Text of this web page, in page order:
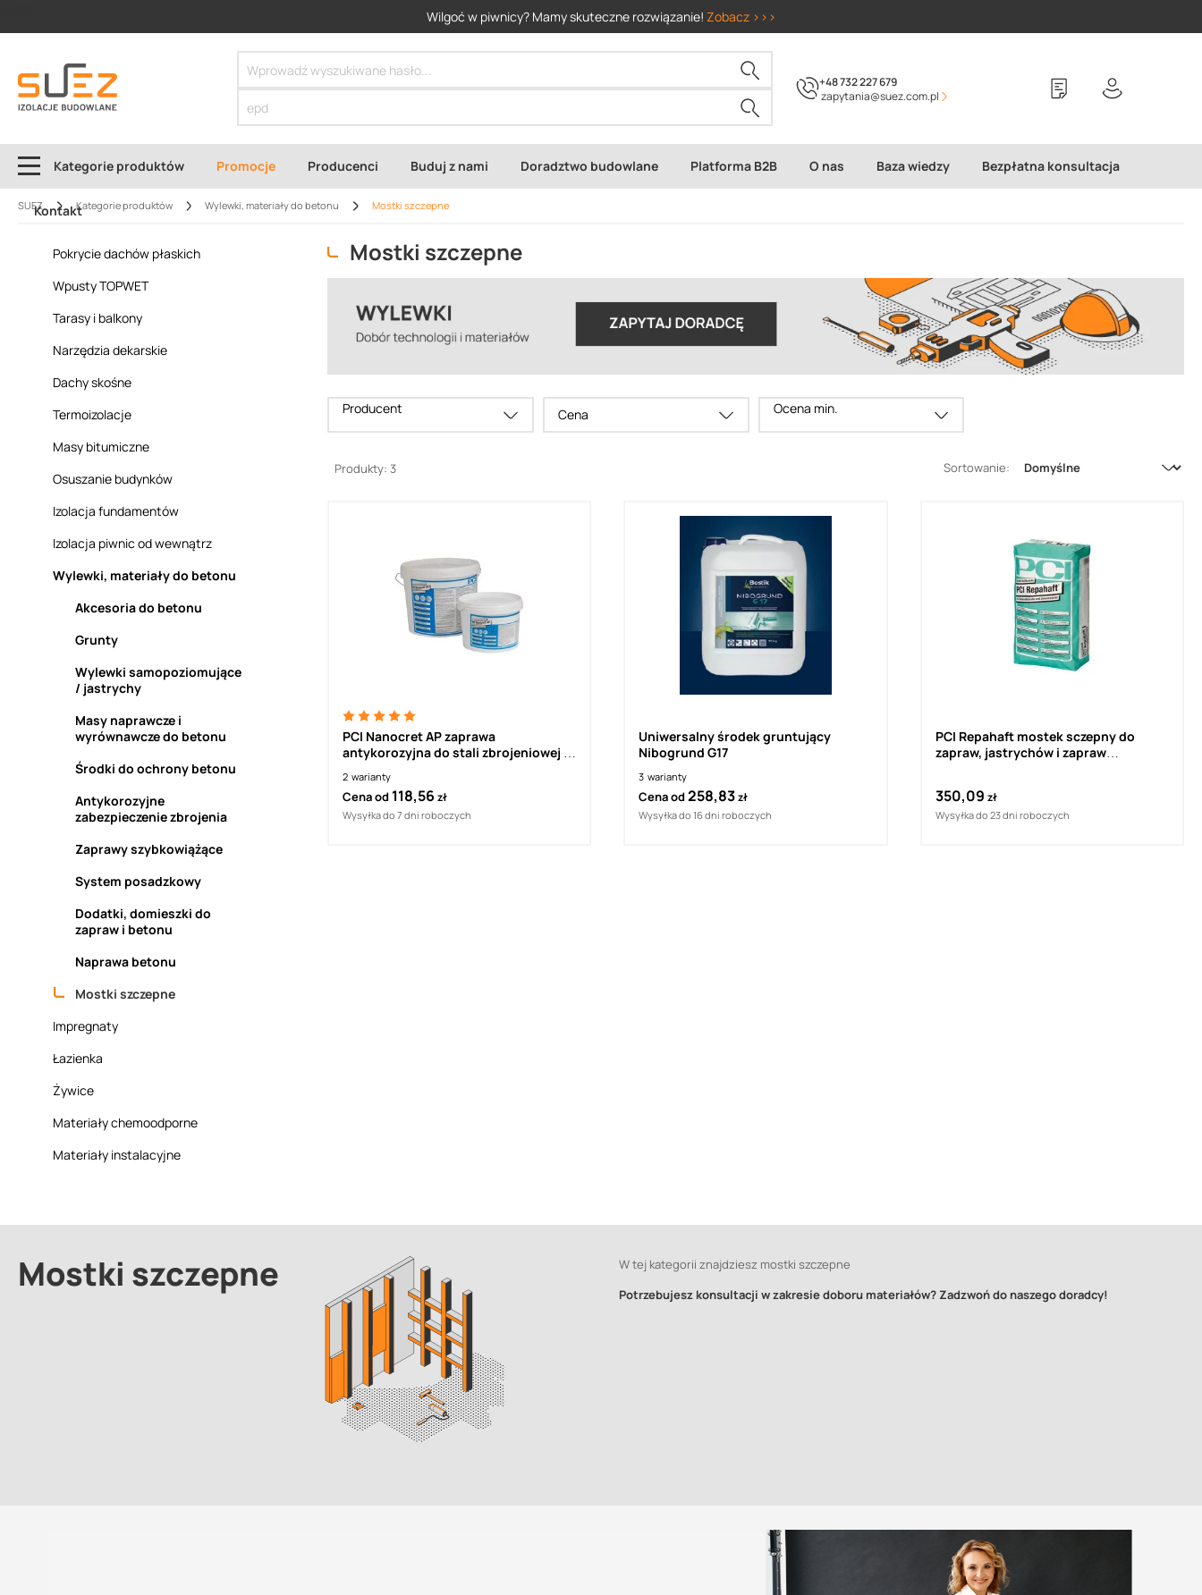
Wilgoć w piwnicy? Mamy skuteczne rozwiązanie! Zobacz >>>
+48 732 227 679
zapytania@suez.com.pl
Kategorie produktów Promocje Producenci Buduj z nami Doradztwo budowlane Platforma B2B O nas Baza wiedzy Bezpłatna konsultacja
Kontakt
SUEZ Kategorie produktów Wylewki, materiały do betonu Mostki szczepne
Pokrycie dachów płaskich
Wpusty TOPWET
Tarasy i balkony
Narzędzia dekarskie
Dachy skośne
Termoizolacje
Masy bitumiczne
Osuszanie budynków
Izolacja fundamentów
Izolacja piwnic od wewnątrz
Wylewki, materiały do betonu
Akcesoria do betonu
Grunty
Wylewki samopoziomujące
/ jastrychy
Masy naprawcze i
wyrównawcze do betonu
Środki do ochrony betonu
Antykorozyjne
zabezpieczenie zbrojenia
Zaprawy szybkowiążące
System posadzkowy
Dodatki, domieszki do
zapraw i betonu
Naprawa betonu
Mostki szczepne
Impregnaty
Łazienka
Żywice
Materiały chemoodporne
Materiały instalacyjne
Mostki szczepne
Producent Cena Ocena min.
Produkty: 3 Sortowanie:
PCI Nanocret AP zaprawa
antykorozyjna do stali zbrojeniowej i
2 warianty
Cena od 118,56 zł
Wysyłka do 7 dni roboczych
Uniwersalny środek gruntujący
Nibogrund G17
3 warianty
Cena od258,83zł
Wysyłka do 16 dni roboczych
PCI Repahaft mostek sczepny do
zapraw, jastrychów i zapraw
350,09 zł
Wysyłka do 23 dni roboczych
Mostki szczepne
W tej kategorii znajdziesz mostki szczepne
Potrzebujesz konsultacji w zakresie doboru materiałów? Zadzwoń do naszego doradcy!